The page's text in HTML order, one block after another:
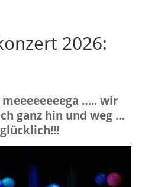
2026:
….. wir
ganz hin und weg …